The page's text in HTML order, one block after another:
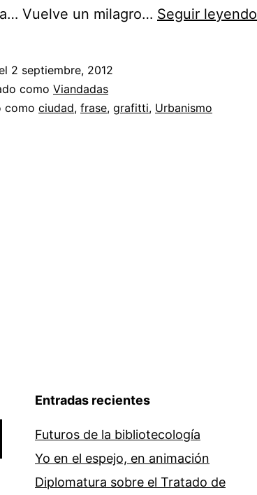
Vuelve un milagro… Seguir leyendo
2 septiembre, 2012
como Viandadas
como ciudad, frase, grafitti, Urbanismo
Entradas recientes
Futuros de la bibliotecología
Yo en el espejo, en animación
Diplomatura sobre el Tratado de